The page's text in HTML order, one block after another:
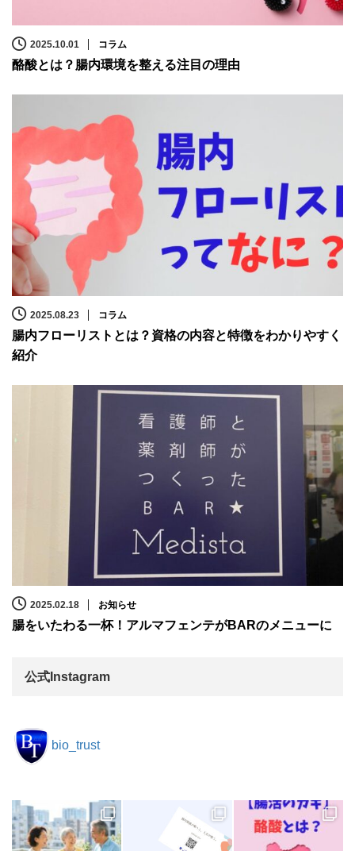
2025.10.01 コラム
酪酸とは？腸内環境を整える注目の理由
2025.08.23 コラム
腸内フローリストとは？資格の内容と特徴をわかりやすく
紹介
2025.02.18 お知らせ
腸をいたわる一杯！アルマフェンテがBARのメニューに
公式Instagram
bio_trust